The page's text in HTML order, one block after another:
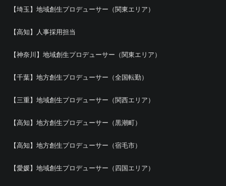
【埼玉】地域創生プロデューサー（関東エリア）
【高知】人事採用担当
【神奈川】地域創生プロデューサー（関東エリア）
【千葉】地方創生プロデューサー（全国転勤）
【三重】地域創生プロデューサー（関西エリア）
【高知】地方創生プロデューサー（黒潮町）
【高知】地方創生プロデューサー（宿毛市）
【愛媛】地域創生プロデューサー（四国エリア）